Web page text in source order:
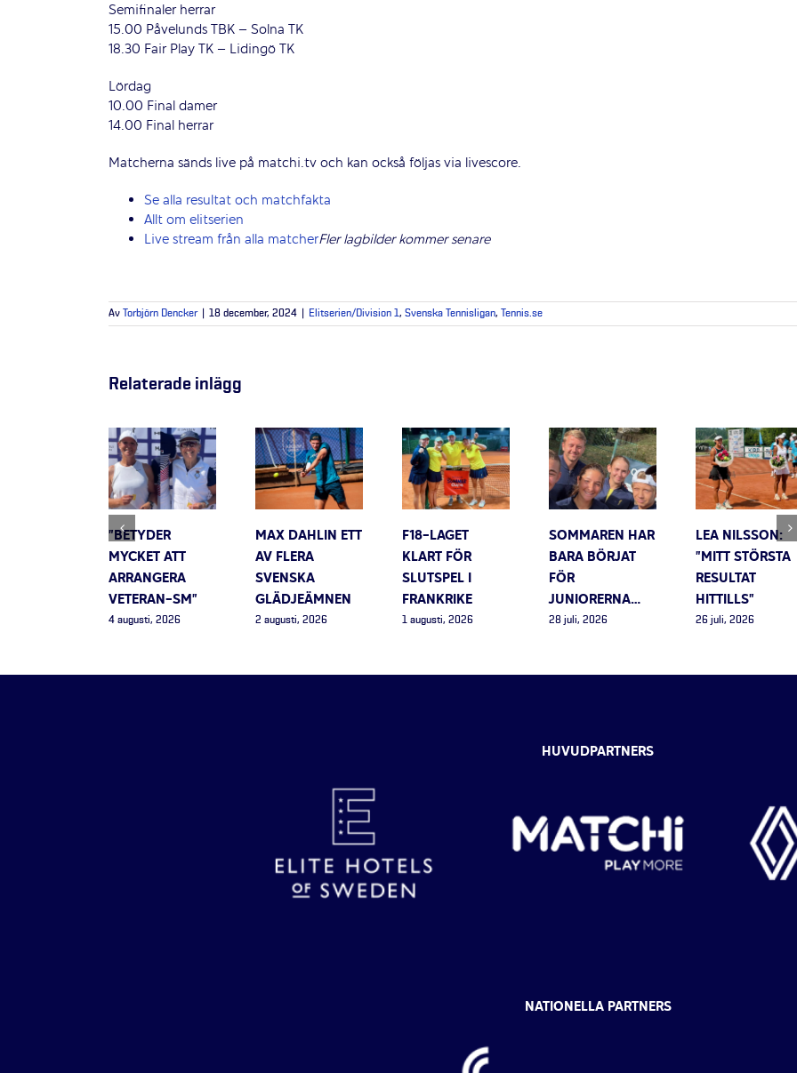
Semifinaler herrar
15.00 Påvelunds TBK – Solna TK
18.30 Fair Play TK – Lidingö TK
Lördag
10.00 Final damer
14.00 Final herrar
Matcherna sänds live på matchi.tv och kan också följas via livescore.
Se alla resultat och matchfakta
Allt om elitserien
Live stream från alla matcherFler lagbilder kommer senare
Av Torbjörn Dencker 18 december, 2024 Elitserien/Division 1, Svenska Tennisligan, Tennis.se
Relaterade inlägg
”BETYDER
MYCKET ATT
ARRANGERA
VETERAN-SM”
4 augusti, 2026
MAX DAHLIN ETT
AV FLERA
SVENSKA
GLÄDJEÄMNEN
2 augusti, 2026
F18-LAGET
KLART FÖR
SLUTSPEL I
FRANKRIKE
1 augusti, 2026
SOMMAREN HAR
BARA BÖRJAT
FÖR
JUNIORERNA…
28 juli, 2026
LEA NILSSON:
”MITT STÖRSTA
RESULTAT
HITTILLS”
26 juli, 2026
HUVUDPARTNERS
NATIONELLA PARTNERS